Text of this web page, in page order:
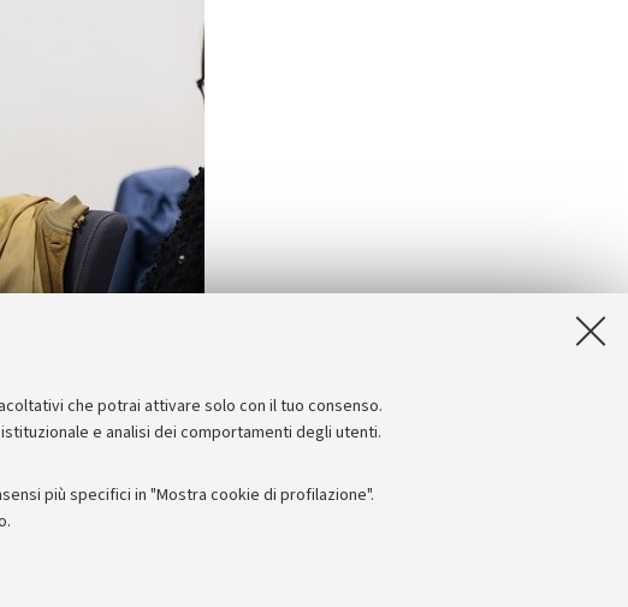
che potrai attivare solo con il tuo consenso.
e analisi dei comportamenti degli utenti.
più specifici in "Mostra cookie di profilazione".